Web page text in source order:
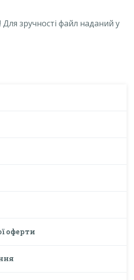
Для зручності файл наданий у
оферти